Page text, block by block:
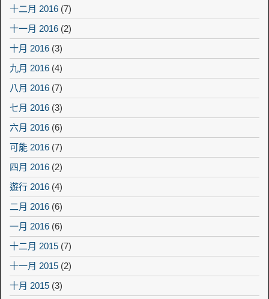
十二月 2016 (7)
十一月 2016 (2)
十月 2016 (3)
九月 2016 (4)
八月 2016 (7)
七月 2016 (3)
六月 2016 (6)
可能 2016 (7)
四月 2016 (2)
遊行 2016 (4)
二月 2016 (6)
一月 2016 (6)
十二月 2015 (7)
十一月 2015 (2)
十月 2015 (3)